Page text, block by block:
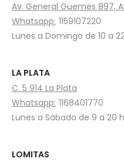
Av. General Güemes 897,
Whatsapp: 1159107220
Lunes a Domingo de 10 a
LA PLATA
C. 5 914 La Plata
Whatsapp: 1168401770
Lunes a Sábado de 9 a 20
LOMITAS